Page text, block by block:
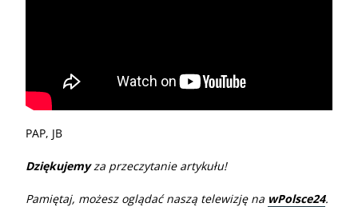
PAP, JB
Dziękujemyza przeczytanie artykułu!
Pamiętaj, możesz oglądać naszą telewizję na wPolsce24.